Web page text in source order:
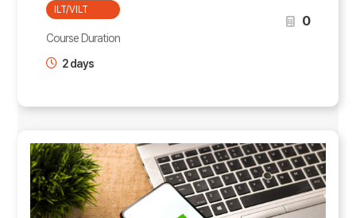
ILT/VILT
Course Duration
2 days
0